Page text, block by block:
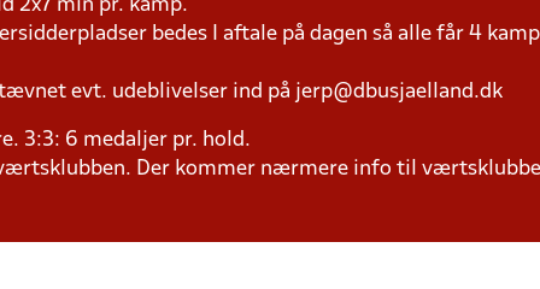
2x7 min pr. kamp.
bedes I aftale på dagen så alle får 4
evt. udeblivelser ind på jerp@dbusjaelland.dk
3:3: 6 medaljer pr. hold.
Der kommer nærmere info til